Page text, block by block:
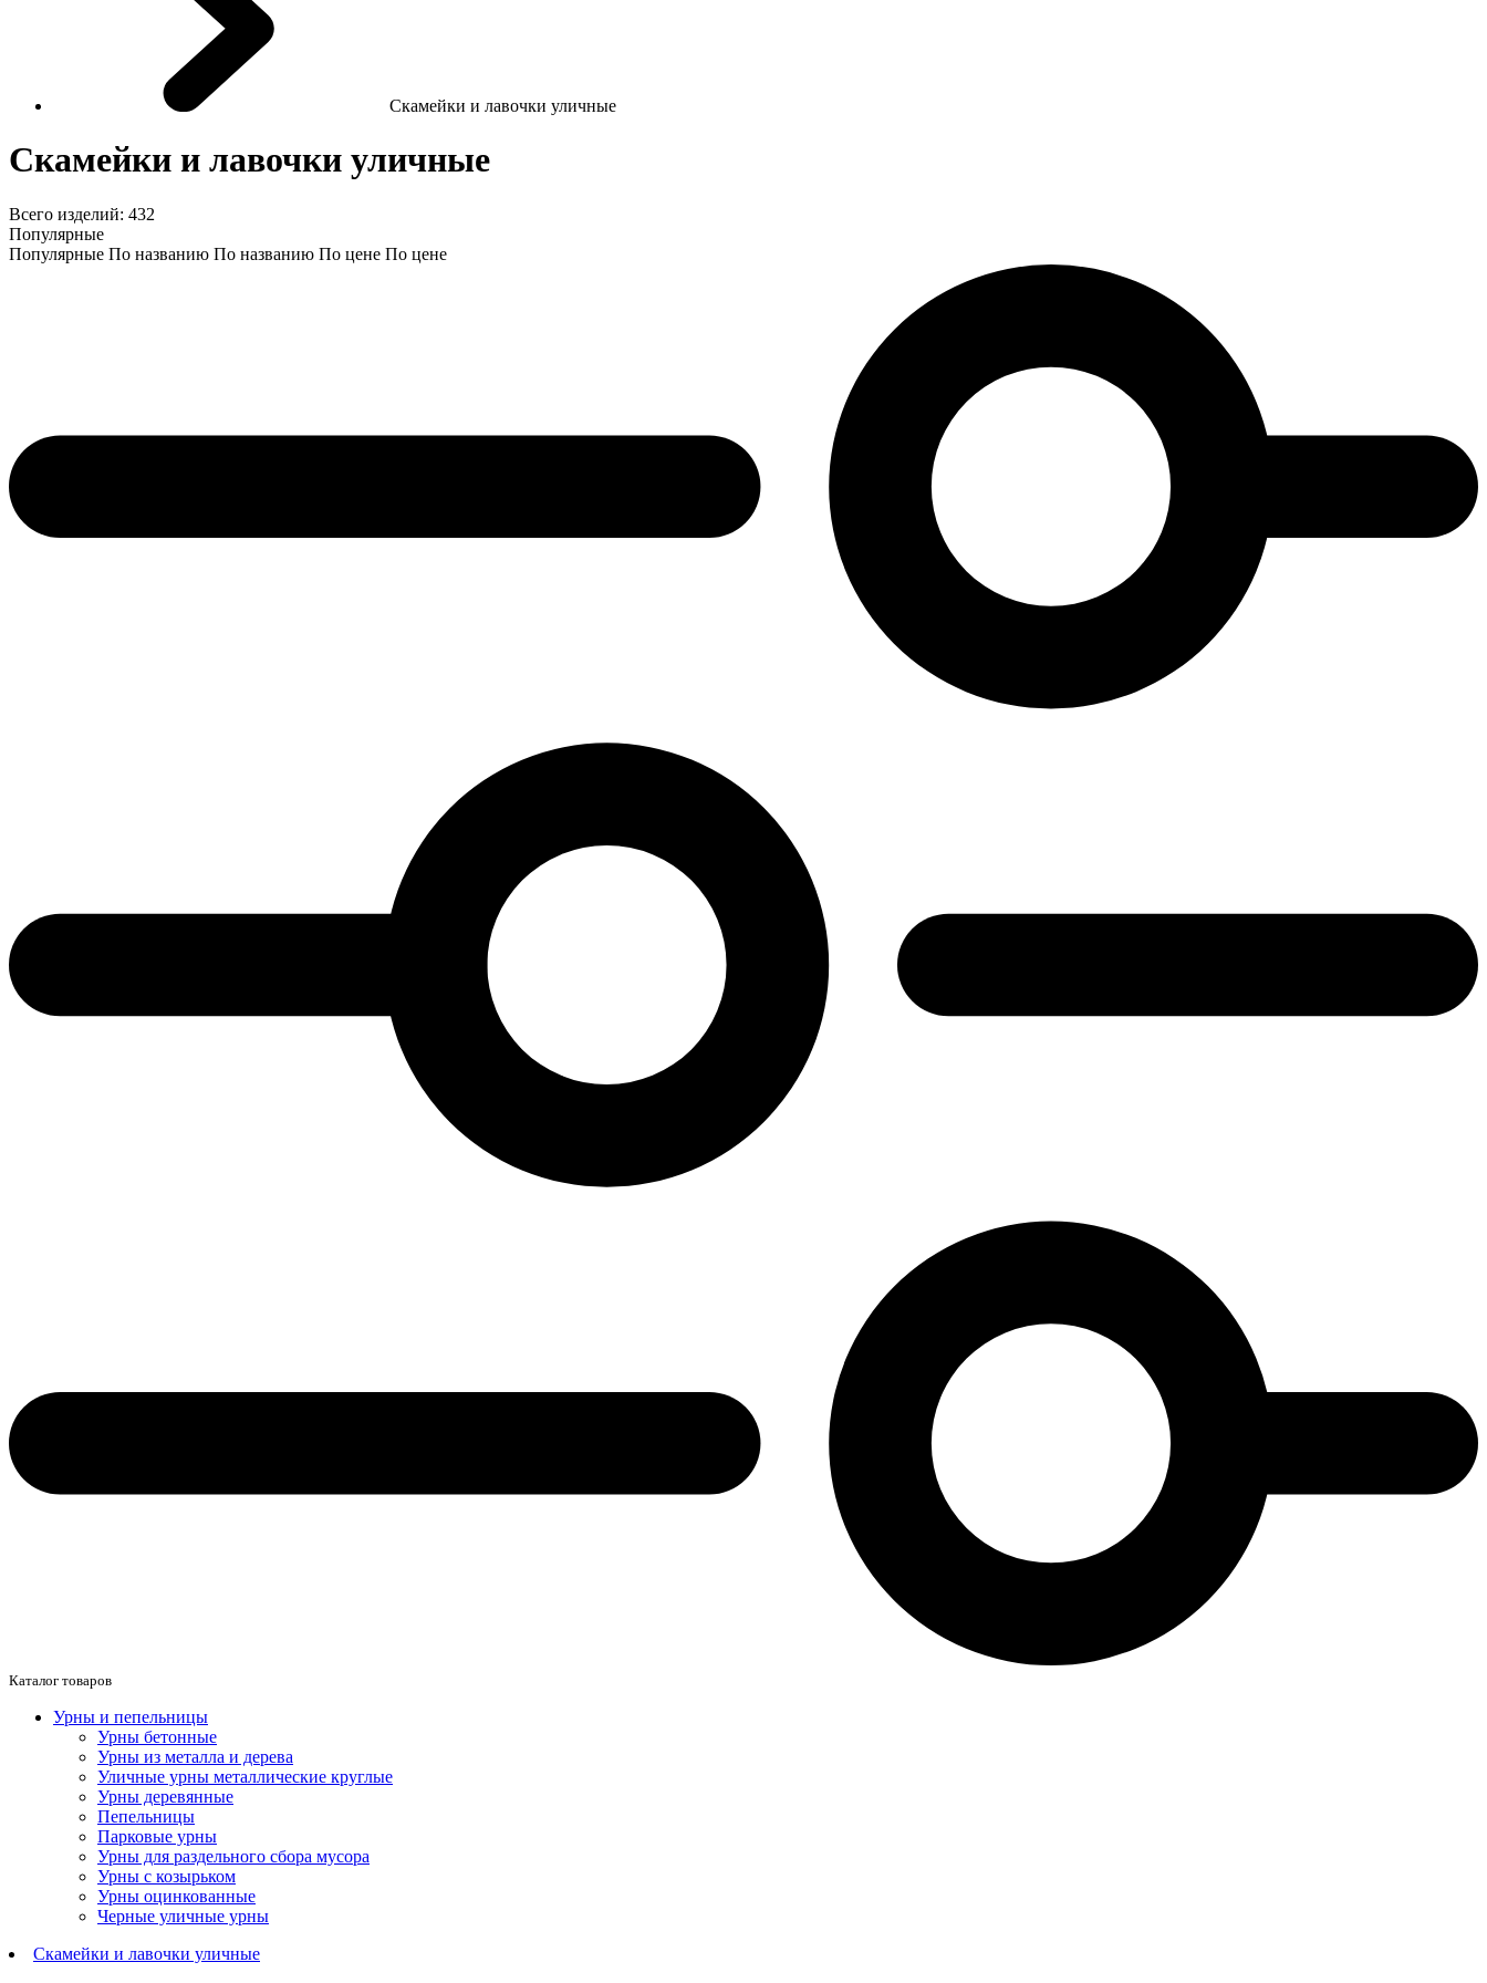
Скамейки и лавочки уличные
Скамейки и лавочки уличные
Всего изделий: 432
Популярные
Популярные По названию По названию По цене По цене
Каталог товаров
Урны и пепельницы
Урны бетонные
Урны из металла и дерева
Уличные урны металлические круглые
Урны деревянные
Пепельницы
Парковые урны
Урны для раздельного сбора мусора
Урны с козырьком
Урны оцинкованные
Черные уличные урны
Скамейки и лавочки уличные